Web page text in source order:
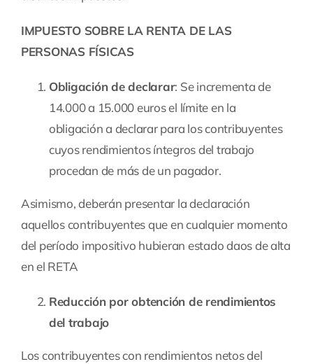
IMPUESTO SOBRE LA RENTA DE LAS
PERSONAS FÍSICAS
Obligación de declarar: Se incrementa de
14.000 a 15.000 euros el límite en la
obligación a declarar para los contribuyentes
cuyos rendimientos íntegros del trabajo
procedan de más de un pagador.
Asimismo, deberán presentar la declaración
aquellos contribuyentes que en cualquier momento
del período impositivo hubieran estado daos de alta
en el RETA
Reducción por obtención de rendimientos
del trabajo
Los contribuyentes con rendimientos netos del